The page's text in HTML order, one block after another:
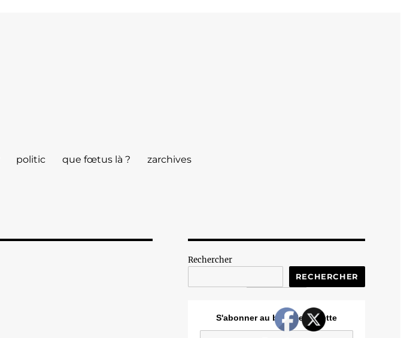
politic que fœtus là ? zarchives
Rechercher
RECHERCHER
S'abonner au blog de Cozette